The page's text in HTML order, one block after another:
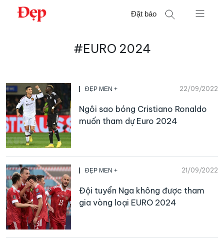
Chuyển
Đặt báo
#EURO 2024
ĐẸP MEN + 22/09/2022
Ngôi sao bóng Cristiano Ronaldo
muốn tham dự Euro 2024
ĐẸP MEN + 21/09/2022
Đội tuyển Nga không được tham
gia vòng loại EURO 2024